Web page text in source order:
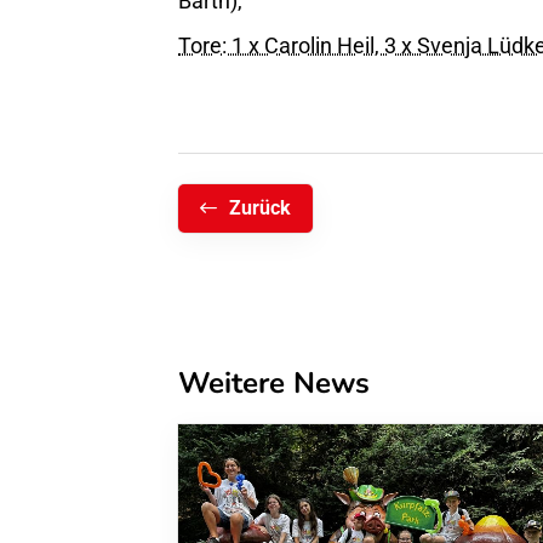
Tore: 1 x Carolin Heil, 3 x Svenja
Zurück
Weitere News